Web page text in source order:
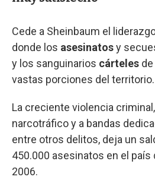
Cede a Sheinbaum el
donde los asesinatosy
y los sanguinarios cárteles
vastas porciones del territorio.
La creciente violencia
narcotráfico y a bandas
entre otros delitos, deja un
450.000 asesinatos en el país
2006.